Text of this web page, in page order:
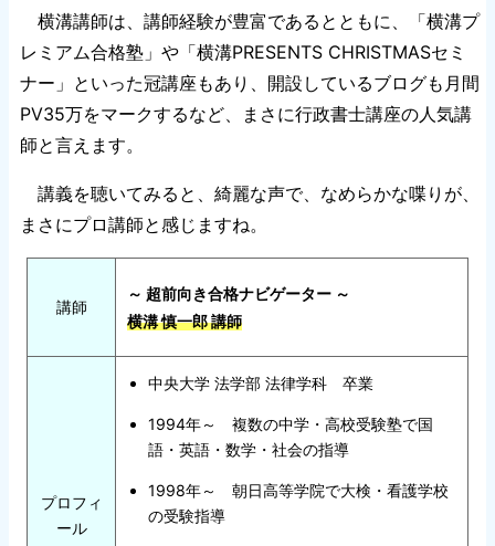
横溝講師は、講師経験が豊富であるとともに、「横溝プ
レミアム合格塾」や「横溝PRESENTS CHRISTMASセミ
ナー」といった冠講座もあり、開設しているブログも月間
PV35万をマークするなど、まさに行政書士講座の人気講
師と言えます。
講義を聴いてみると、綺麗な声で、なめらかな喋りが、
まさにプロ講師と感じますね。
講師
～ 超前向き合格ナビゲーター ～
横溝 慎一郎 講師
プロフィ
ール
中央大学 法学部 法律学科 卒業
1994年～ 複数の中学・高校受験塾で国
語・英語・数学・社会の指導
1998年～ 朝日高等学院で大検・看護学校
の受験指導